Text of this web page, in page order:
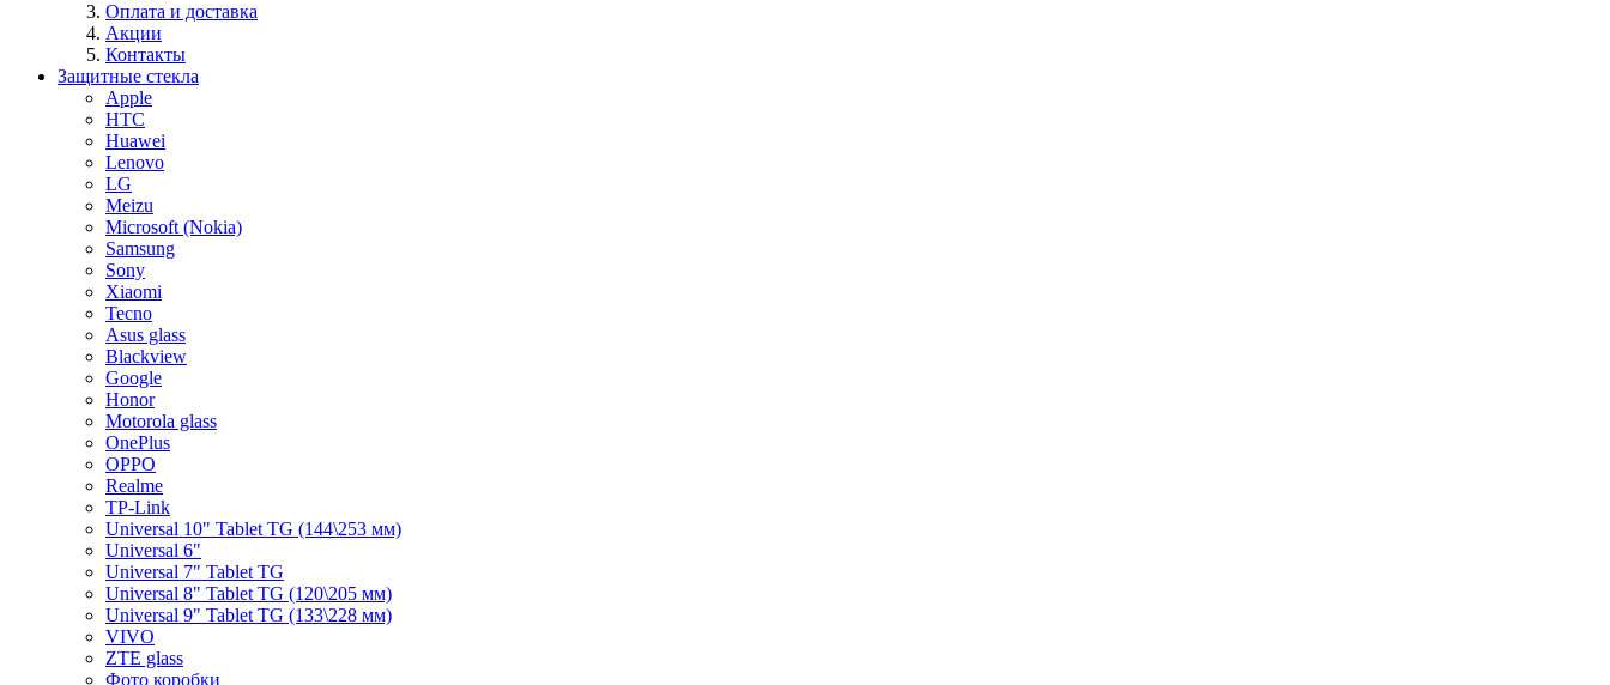
Оплата и доставка
Акции
Контакты
Защитные стекла
Apple
HTC
Huawei
Lenovo
LG
Meizu
Microsoft (Nokia)
Samsung
Sony
Xiaomi
Tecno
Asus glass
Blackview
Google
Honor
Motorola glass
OnePlus
OPPO
Realme
TP-Link
Universal 10" Tablet TG (144\253 мм)
Universal 6"
Universal 7" Tablet TG
Universal 8" Tablet TG (120\205 мм)
Universal 9" Tablet TG (133\228 мм)
VIVO
ZTE glass
Фото коробки